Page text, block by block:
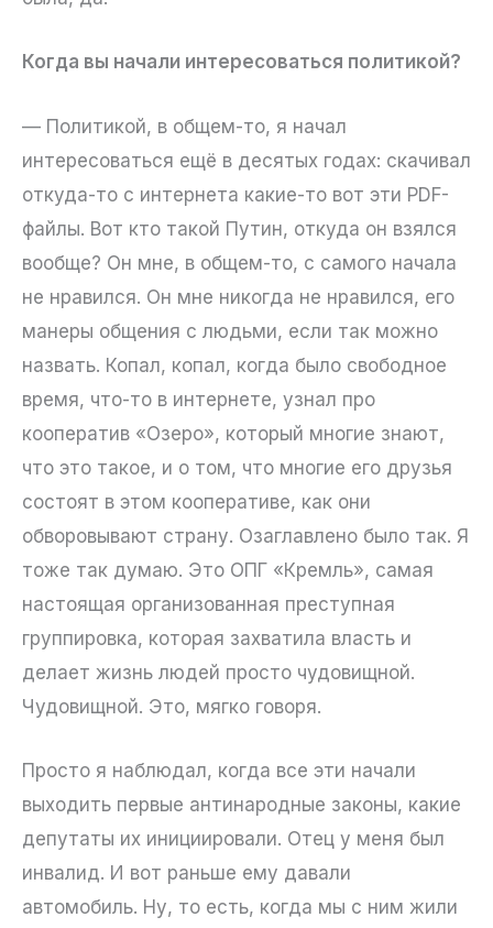
Когда вы начали интересоваться политикой?
— Политикой, в общем-то, я начал
интересоваться ещё в десятых годах: скачивал
откуда-то с интернета какие-то вот эти PDF-
файлы. Вот кто такой Путин, откуда он взялся
вообще? Он мне, в общем-то, с самого начала
не нравился. Он мне никогда не нравился, его
манеры общения с людьми, если так можно
назвать. Копал, копал, когда было свободное
время, что-то в интернете, узнал про
кооператив «Озеро», который многие знают,
что это такое, и о том, что многие его друзья
состоят в этом кооперативе, как они
обворовывают страну. Озаглавлено было так. Я
тоже так думаю. Это ОПГ «Кремль», самая
настоящая организованная преступная
группировка, которая захватила власть и
делает жизнь людей просто чудовищной.
Чудовищной. Это, мягко говоря.
Просто я наблюдал, когда все эти начали
выходить первые антинародные законы, какие
депутаты их инициировали. Отец у меня был
инвалид. И вот раньше ему давали
автомобиль. Ну, то есть, когда мы с ним жили